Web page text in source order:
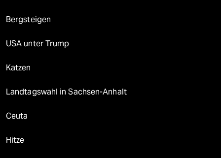
Bergsteigen
USA unter Trump
Katzen
Landtagswahl in Sachsen-Anhalt
Ceuta
Hitze